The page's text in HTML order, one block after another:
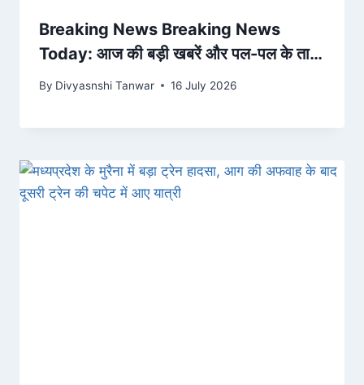
Breaking News Breaking News
Today: आज की बड़ी खबरें और पल-पल के ताज़ा
अपडेट्स
By Divyasnshi Tanwar 16 July 2026